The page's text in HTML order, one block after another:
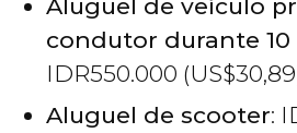
Aluguel de veículo
condutor durante 10
IDR550.000 (US$
Aluguel de scooter: